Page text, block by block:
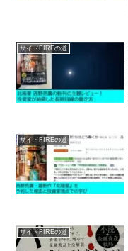
サイドFIREの道
サイドFIREの道
サイドFIREの道